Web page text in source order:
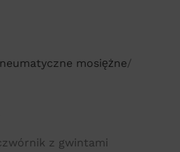
mosiężne
z gwintami